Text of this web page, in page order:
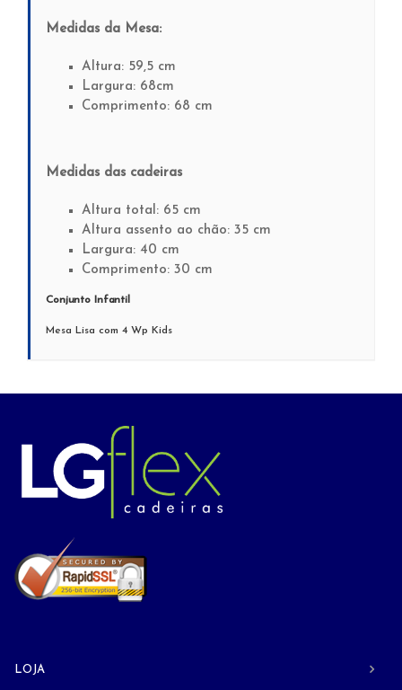
Medidas da Mesa:
Altura: 59,5 cm
Largura: 68cm
Comprimento: 68 cm
Medidas das cadeiras
Altura total: 65 cm
Altura assento ao chão: 35 cm
Largura: 40 cm
Comprimento: 30 cm
Conjunto Infantil
Mesa Lisa com 4 Wp Kids
LOJA